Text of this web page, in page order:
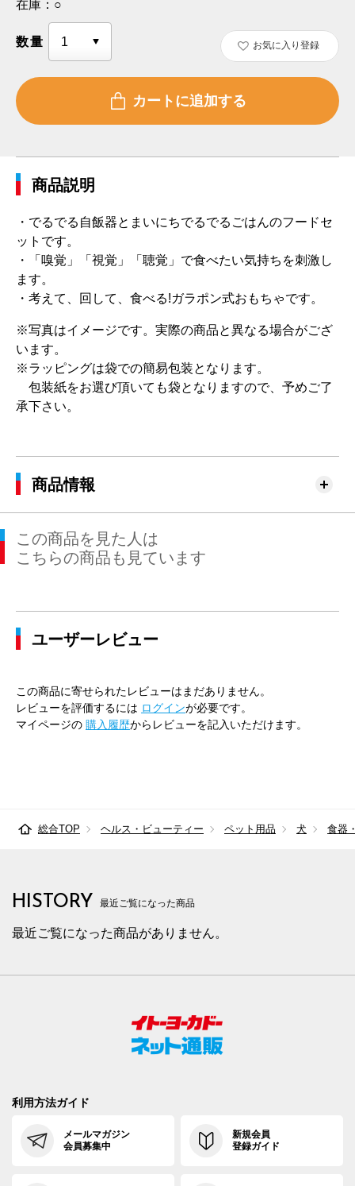
在庫： ○
数量 お気に入り登録
商品説明
・でるでる自飯器とまいにちでるでるごはんのフードセ
ットです。
・「嗅覚」「視覚」「聴覚」で食べたい気持ちを刺激し
ます。
・考えて、回して、食べる!ガラポン式おもちゃです。
※写真はイメージです。実際の商品と異なる場合がござ
います。
※ラッピングは袋での簡易包装となります。
包装紙をお選び頂いても袋となりますので、予めご了
承下さい。
商品情報
この商品を見た人は
こちらの商品も見ています
ユーザーレビュー
この商品に寄せられたレビューはまだありません。
レビューを評価するには ログインが必要です。
マイページの 購入履歴からレビューを記入いただけます。
総合TOP ヘルス・ビューティー ペット用品 犬 食器
HISTORY 最近ご覧になった商品
最近ご覧になった商品がありません。
利用方法ガイド
メールマガジン
会員募集中
新規会員
登録ガイド